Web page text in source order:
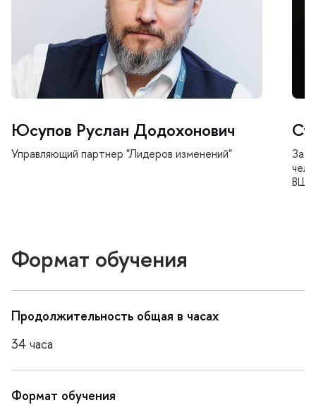
Юсупов Руслан Додохонович
Управляющий партнер "Лидеров изменений"
ШЭ
Формат обучения
Продолжительность общая в часах
34 часа
Формат обучения